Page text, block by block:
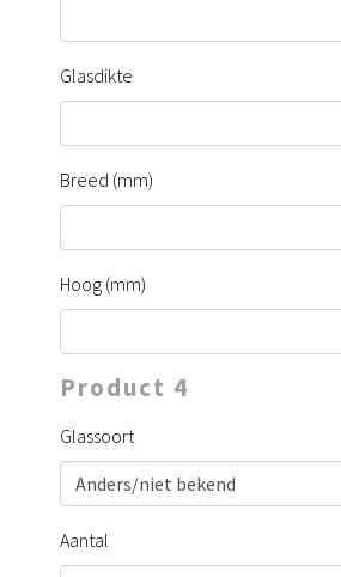
Glasdikte
Breed (mm)
Hoog (mm)
Product 4
Glassoort
Aantal